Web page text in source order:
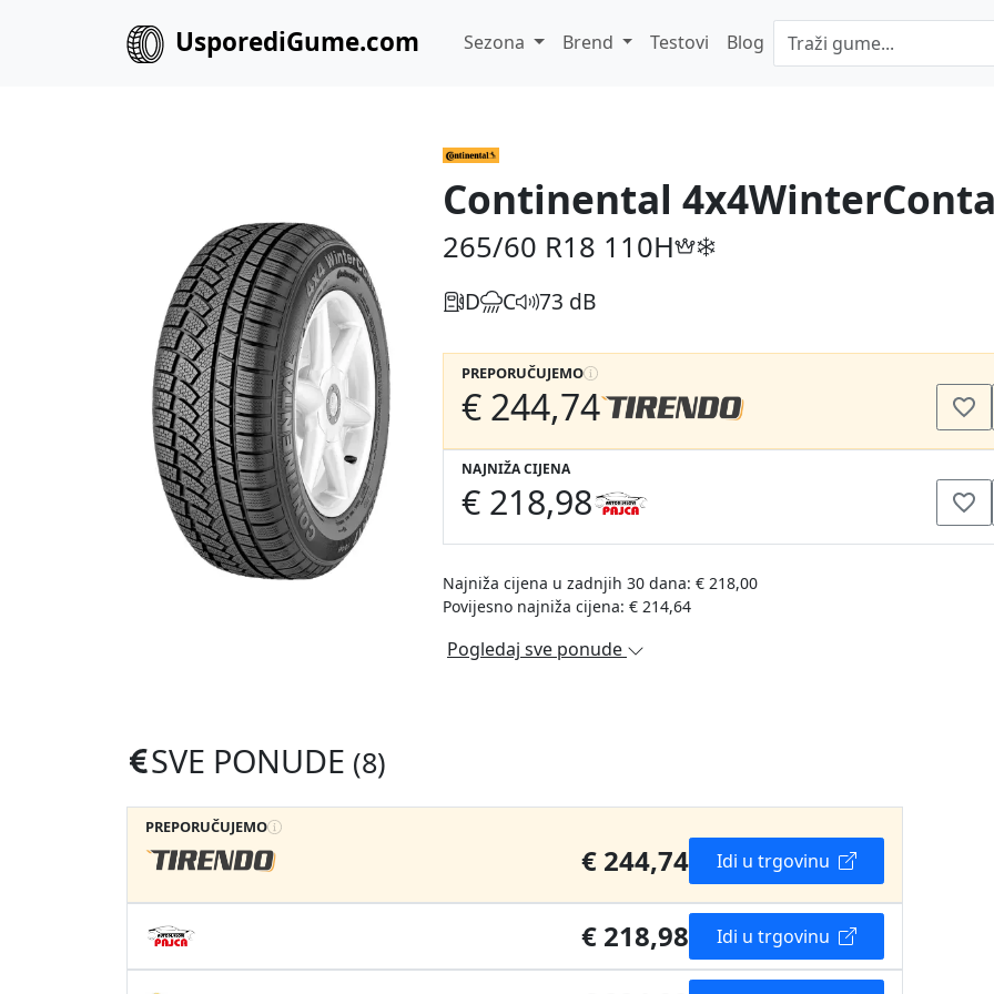
UsporediGume.com Sezona Brend Testovi Blog
Continental
265/60 R18 110H
D C 73 dB
PREPORUČUJEMO
€ 244,74
NAJNIŽA CIJENA
€ 218,98
Najniža cijena u zadnjih 30 dana: € 218,00
Povijesno najniža cijena: € 214,64
Pogledaj sve ponude
SVE PONUDE (8)
PREPORUČUJEMO
€ 244,74 Idi u trgovinu
€ 218,98 Idi u trgovinu